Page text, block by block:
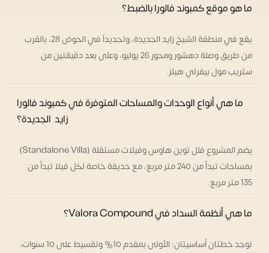
ما هو موقع كمبوند فالورا بالضبط؟
يقع في منطقة الشيخ زايد الجديدة، وتحديداً في الحوض 28، بالقرب
من طريق وصلة دهشور ومحور 26 يوليو، وعلى بعد دقيقتين من
ستريب مول بيفرلي هيلز.
ما هي أنواع الوحدات والمساحات المتوفرة في كمبوند فالورا
زايد الجديدة؟
يضم المشروع فلل توين هاوس وفيلات مستقلة (Standalone Villa)
بمساحات تبدأ من 240 متر مربع، مع حديقة خاصة لكل فيلا تبدأ من
135 متر مربع.
ما هي أنظمة السداد في Valora Compound؟
توجد خطتان أساسيتان: الأولى بمقدم 10% وتقسيط على 10 سنوات،